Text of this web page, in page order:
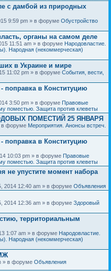
с дамбой из природных
9:59 pm » в форуме Обустройство
органы на самом деле
11:51 am » в форуме Народовластие.
Народная (некоммерческая)
в Украине и мире
11:02 pm » в форуме События, вести,
поправка в Конституцию
3:50 pm » в форуме Правовые
поместью. Защита против клеветы
ПОМЕСТИЙ 25 ЯНВАРЯ
в форуме Мероприятия. Анонсы встреч.
поправка в Конституцию
10:03 pm » в форуме Правовые
поместью. Защита против клеветы
не упустите момент набора
2014 12:40 am » в форуме Объявления
2014 12:36 am » в форуме Здоровый
территориальным
1:07 am » в форуме Народовластие.
Народная (некоммерческая)
» в форуме Объявления